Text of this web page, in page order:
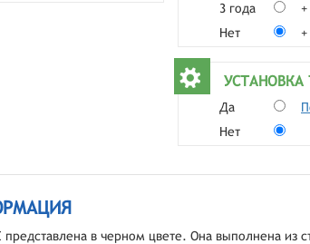
3 года
+
Нет
+
УСТАНОВКА
Да
Нет
представлена в черном цвете. Она выполнена из